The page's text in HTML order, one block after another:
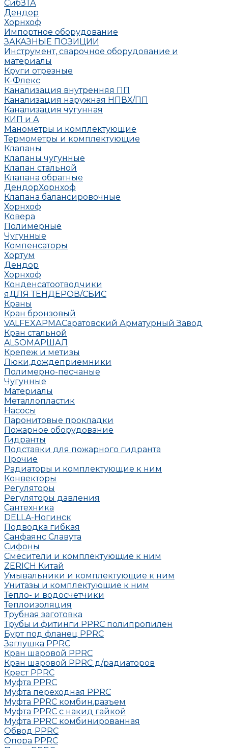
СибЗТА
Дендор
Хорнхоф
Импортное оборудование
ЗАКАЗНЫЕ ПОЗИЦИИ
Инструмент, сварочное оборудование и
материалы
Круги отрезные
К-Флекс
Канализация внутренняя ПП
Канализация наружная НПВХ/ПП
Канализация чугунная
КИП и А
Манометры и комплектующие
Термометры и комплектующие
Клапаны
Клапаны чугунные
Клапан стальной
Клапана обратные
ДендорХорнхоф
Клапана балансировочные
Хорнхоф
Ковера
Полимерные
Чугунные
Компенсаторы
Хортум
Дендор
Хорнхоф
Конденсатоотводчики
яДЛЯ ТЕНДЕРОВ/СБИС
Краны
Кран бронзовый
VALFEXАРМАСаратовский Арматурный Завод
Кран стальной
ALSOМАРШАЛ
Крепеж и метизы
Люки,дождеприемники
Полимерно-песчаные
Чугунные
Материалы
Металлопластик
Насосы
Паронитовые прокладки
Пожарное оборудование
Гидранты
Подставки для пожарного гидранта
Прочие
Радиаторы и комплектующие к ним
Конвекторы
Регуляторы
Регуляторы давления
Сантехника
DELLA-Ногинск
Подводка гибкая
Санфаянс Славута
Сифоны
Смесители и комплектующие к ним
ZERICH Китай
Умывальники и комплектующие к ним
Унитазы и комплектующие к ним
Тепло- и водосчетчики
Теплоизоляция
Трубная заготовка
Трубы и фитинги PPRC полипропилен
Бурт под фланец РРRC
Заглушка РРRC
Кран шаровой PPRC
Кран шаровой PPRC д/радиаторов
Крест PPRC
Муфта PPRC
Муфта переходная PPRC
Муфта РРRC комбин.разъем
Муфта PPRC с накид гайкой
Муфта РРRC комбинированная
Обвод РРRC
Опора РРRC